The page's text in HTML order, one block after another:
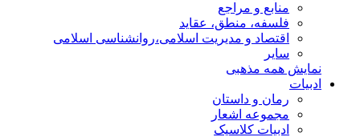
منابع و مراجع
فلسفه، منطق، عقاید
اقتصاد و مدیریت اسلامی،روانشناسی اسلامی
سایر
نمایش همه مذهبی
ادبیات
رمان و داستان
مجموعه اشعار
ادبیات کلاسیک